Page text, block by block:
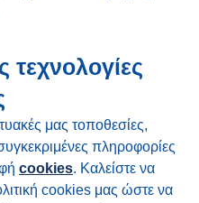
τεχνολογίες
μας τοποθεσίες,
πληροφορίες
cookies. Καλείστε να
cookies μας ώστε να